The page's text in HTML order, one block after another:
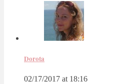
Dorota
02/17/2017 at 18:16